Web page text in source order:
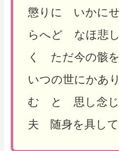
懲りに いかに
らへど なほ悲
く ただ今の骸
いつの世にかあ
む と 思し念
夫 随身を具し